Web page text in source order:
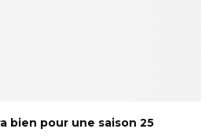
bien pour une saison 25